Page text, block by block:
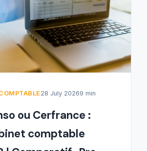
28 July 20269 min
ou Cerfrance :
comptable